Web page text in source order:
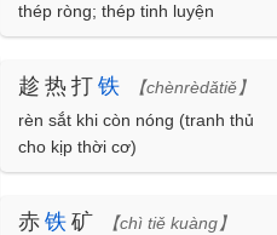
thép ròng; thép tinh luyện
趁热打 铁
【chènrèdǎtiě】
rèn sắt khi còn nóng (tranh thủ
cho kịp thời cơ)
赤 铁 矿
【chì tiě kuàng】